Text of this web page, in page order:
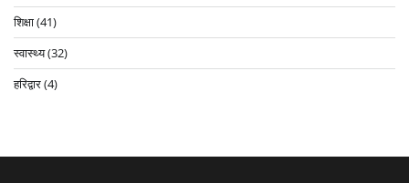
शिक्षा(41)
स्वास्थ्य(32)
हरिद्वार(4)